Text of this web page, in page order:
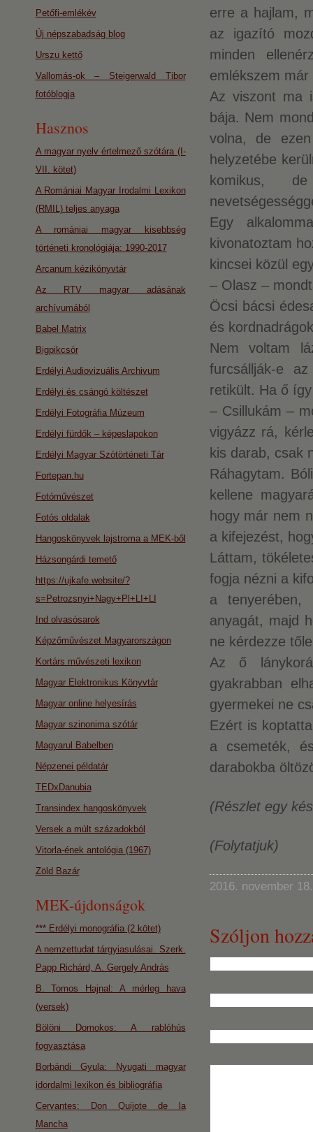
erre a hajlam,
az igazító
minden
emlékszem
Az viszont ma
bája. Nem
volna, de
helyzetébe
komikus,
Egy
kivonatoztam
kincsei közül
– Olasz –
Öcsi bácsi
és
Nem voltam
furcsállják-e
retikült. Ha ő
– Csillukám –
vigyázz rá,
kis darab, csak
Ráhagytam.
kellene
hogy már nem
a kifejezést,
Láttam,
fogja nézni a
a tenyerében,
anyagát, majd
ne kérdezze
Az ő
gyakrabban
gyermekei ne
Ezért is
a csemeték,
darabokba
(Részlet egy
(Folytatjuk)
2016. november 18.
Szóljon
Petőfi-emlékév
Új népszabadság blog
Urszu kettő
Vallomás-ok – Steigerwald Tibor
fotóblogja
Hasznos
A magyar nyelv értelmező szótára (I-
VII. kötet)
A Romániai Magyar Irodalmi Lexikon
(RMIL) teljes anyaga
A romániai magyar kisebbség
történeti kronológiája: 1990-2017
Arcanum kézikönyvtár
Az RTV magyar adásának
archívumából
Babel Matrix
Bigpikcsör
Erdélyi Audiovizuális Archivum
Erdélyi és csángó költészet
Erdélyi Fotográfia Múzeum
Erdélyi fürdők – képeslapokon
Erdélyi Magyar Szótörténeti Tár
Fortepan.hu
Fotóművészet
Fotós oldalak
Hangoskönyvek lajstroma a MEK-ből
Házsongárdi temető
https://ujkafe.website/?
s=Petrozsnyi+Nagy+Pl+LI+LI
Ind olvasósarok
Képzőművészet Magyarországon
Kortárs művészeti lexikon
Magyar Elektronikus Könyvtár
Magyar online helyesírás
Magyar szinonima szótár
Magyarul Babelben
Népzenei példatár
TEDxDanubia
Transindex hangoskönyvek
Versek a múlt századokból
Vitorla-ének antológia (1967)
Zöld Bazár
MEK-újdonságok
*** Erdélyi monográfia (2 kötet)
A nemzettudat tárgyiasulásai. Szerk.
Papp Richárd, A. Gergely András
B. Tomos Hajnal: A mérleg hava
(versek)
Bölöni Domokos: A rablóhús
fogyasztása
Borbándi Gyula: Nyugati magyar
idordalmi lexikon és bibliográfia
Cervantes: Don Quijote de la
Mancha